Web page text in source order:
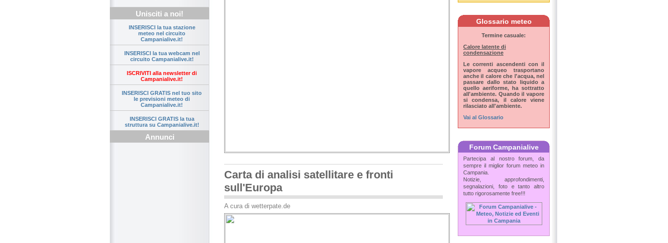
Unisciti a noi!
INSERISCI la tua stazione
meteo nel circuito
Campanialive.it!
INSERISCI la tua webcam nel
circuito Campanialive.it!
ISCRIVITI alla newsletter di
Campanialive.it!
INSERISCI GRATIS nel tuo sito
le previsioni meteo di
Campanialive.it!
INSERISCI GRATIS la tua
struttura su Campanialive.it!
Annunci
Carta di analisi satellitare e fronti
sull'Europa
A cura di wetterpate.de
Glossario meteo
Termine casuale:
Calore latente di
condensazione
Le correnti ascendenti con il
vapore acqueo trasportano
anche il calore che l'acqua, nel
passare dallo stato liquido a
quello aeriforme, ha sottratto
all'ambiente. Quando il vapore
si condensa, il calore viene
rilasciato all'ambiente.
Vai al Glossario
Forum Campanialive
Partecipa al nostro forum, da
sempre il miglior forum meteo in
Campania.
Notizie, approfondimenti,
segnalazioni, foto e tanto altro
tutto rigorosamente free!!!